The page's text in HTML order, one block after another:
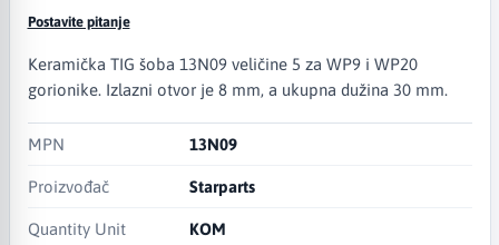
Postavite pitanje
Keramička TIG šoba 13N09 veličine 5 za WP9 i WP20
gorionike. Izlazni otvor je 8 mm, a ukupna dužina 30 mm.
MPN 13N09
Proizvođač Starparts
Quantity Unit KOM